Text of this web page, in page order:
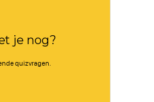
je nog?
quizvragen.